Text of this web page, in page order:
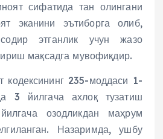
сифатида тан олингани
эканини эътиборга олиб,
этганлик учун жазо
мақсадга мувофиқдир.
235-моддаси 1-
3 йилгача ахлоқ тузатиш
озодликдан маҳрум
Назаримда, ушбу